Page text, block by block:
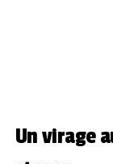
Un virage